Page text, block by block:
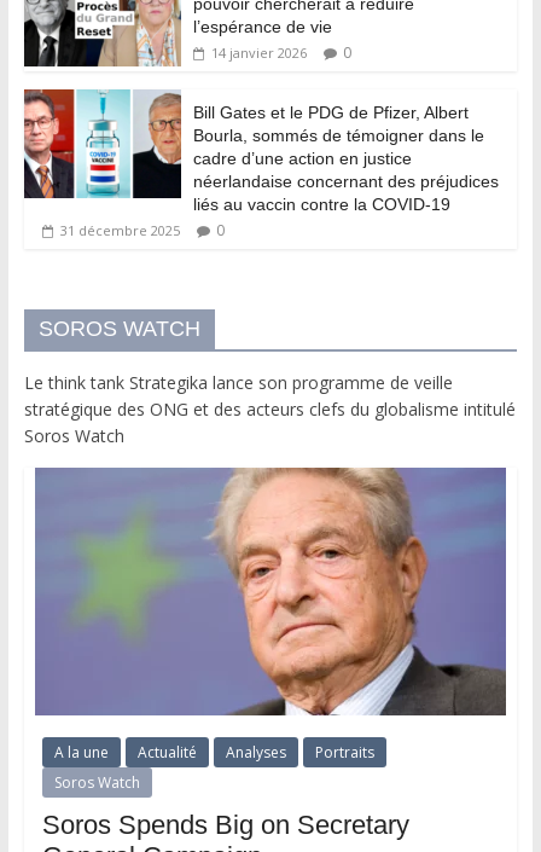
l’espérance de vie
14 janvier 2026 0
Bill Gates et le PDG de Pfizer, Albert
Bourla, sommés de témoigner dans le
cadre d’une action en justice
néerlandaise concernant des préjudices
liés au vaccin contre la COVID-19
31 décembre 2025 0
SOROS WATCH
Le think tank Strategika lance son programme de veille
stratégique des ONG et des acteurs clefs du globalisme intitulé
Soros Watch
A la une Actualité Analyses
Portraits
Soros Watch
Soros Spends Big on Secretary